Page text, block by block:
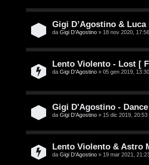
Gigi D’Agostino &
da Gigi D'Agostino » 18 nov 2020, 17:56
Lento Violento - Lost [
da Gigi D'Agostino » 05 gen 2019, 13:30
Gigi D'Agostino -
da Gigi D'Agostino » 15 dic 2019, 20:53
Lento Violento & Astro
da Gigi D'Agostino » 19 mar 2021,